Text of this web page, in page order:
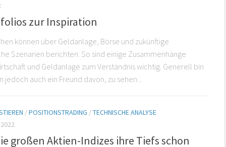
zur Inspiration
können über Geldanlage, Börse und zukünftige
Szenarien berichten. So sind einige Zusammenhänge
und Geldanlage zum Verständnis wichtig. Generell bin
jedoch auch ein Freund davon, zu sehen...
/POSITIONSTRADING /TECHNISCHE ANALYSE
großen Aktien-Indizes ihre Tiefs schon